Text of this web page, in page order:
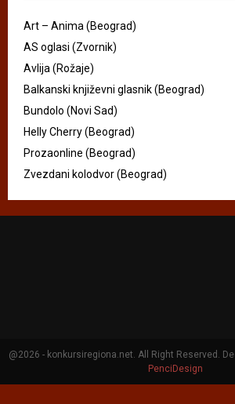
Art – Anima (Beograd)
AS oglasi (Zvornik)
Avlija (Rožaje)
Balkanski književni glasnik (Beograd)
Bundolo (Novi Sad)
Helly Cherry (Beograd)
Prozaonline (Beograd)
Zvezdani kolodvor (Beograd)
@2026 - konkursiregiona.net. All Right Reserved.
PenciDesign